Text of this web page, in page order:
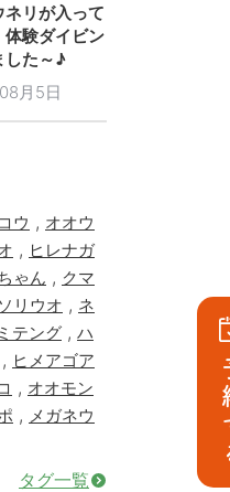
ネリが入って
体験ダイビン
した～♪
月5日
ウ , オオウ
, ヒレナガ
ゃん , クマ
リウオ , ネ
テング , ハ
, ヒメアゴア
, オオモン
, メガネウ
タグ一覧